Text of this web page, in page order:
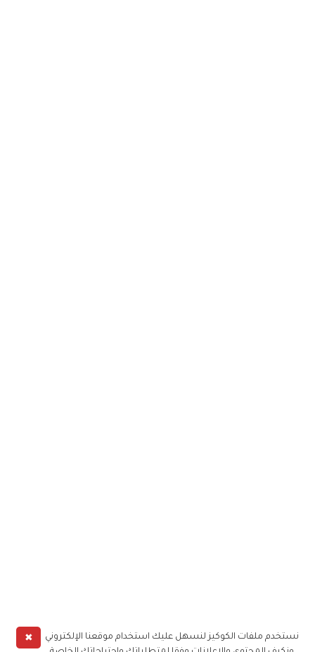
✖
نستخدم ملفات الكوكيز لنسهل عليك استخدام موقعنا الإلكتروني